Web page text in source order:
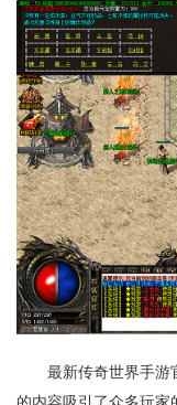
最新传奇世界手游
的内容吸引了众多玩